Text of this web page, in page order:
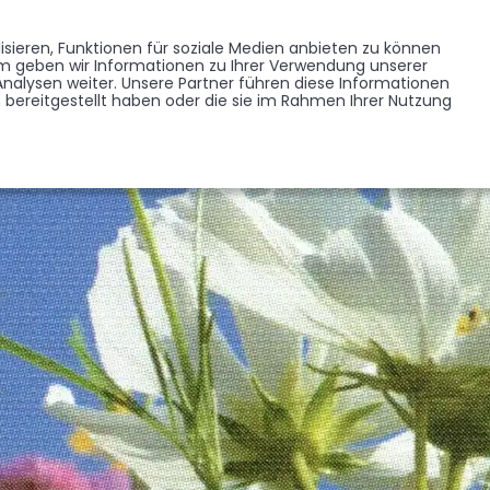
BRANCHENREGISTER
FORUM
Funktionen für soziale Medien anbieten zu können
geben wir Informationen zu Ihrer Verwendung unserer
weiter. Unsere Partner führen diese Informationen
haben oder die sie im Rahmen Ihrer Nutzung